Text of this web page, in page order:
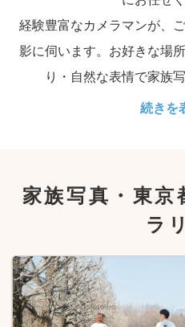
経験豊富なカメラマンが、
影に伺います。お好きな場
り・自然な表情で家族
続きを
家族写真・東京
ラ